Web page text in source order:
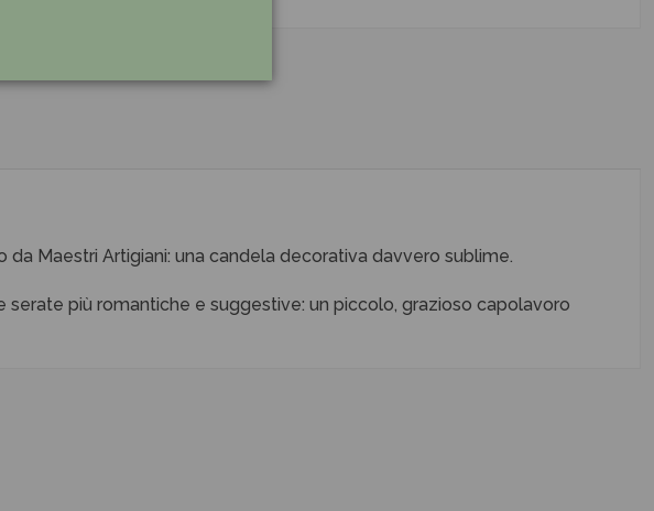
Maestri Artigiani: una candela decorativa davvero sublime.
più romantiche e suggestive: un piccolo, grazioso capolavoro